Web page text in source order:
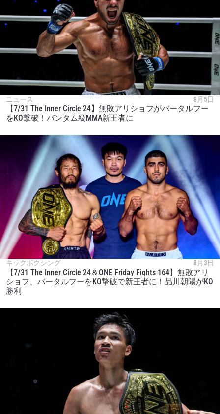
ニュース 8月5日
【7/31 The Inner Circle 24】無敗アリショフがバータルフー
をKO撃破！バンタム級MMA新王者に
キックボクシング 8月3日
【7/31 The Inner Circle 24＆ONE Friday Fights 164】無敗アリ
ショフ、バータルフーをKO撃破で新王者に！品川朝陽がKO
勝利